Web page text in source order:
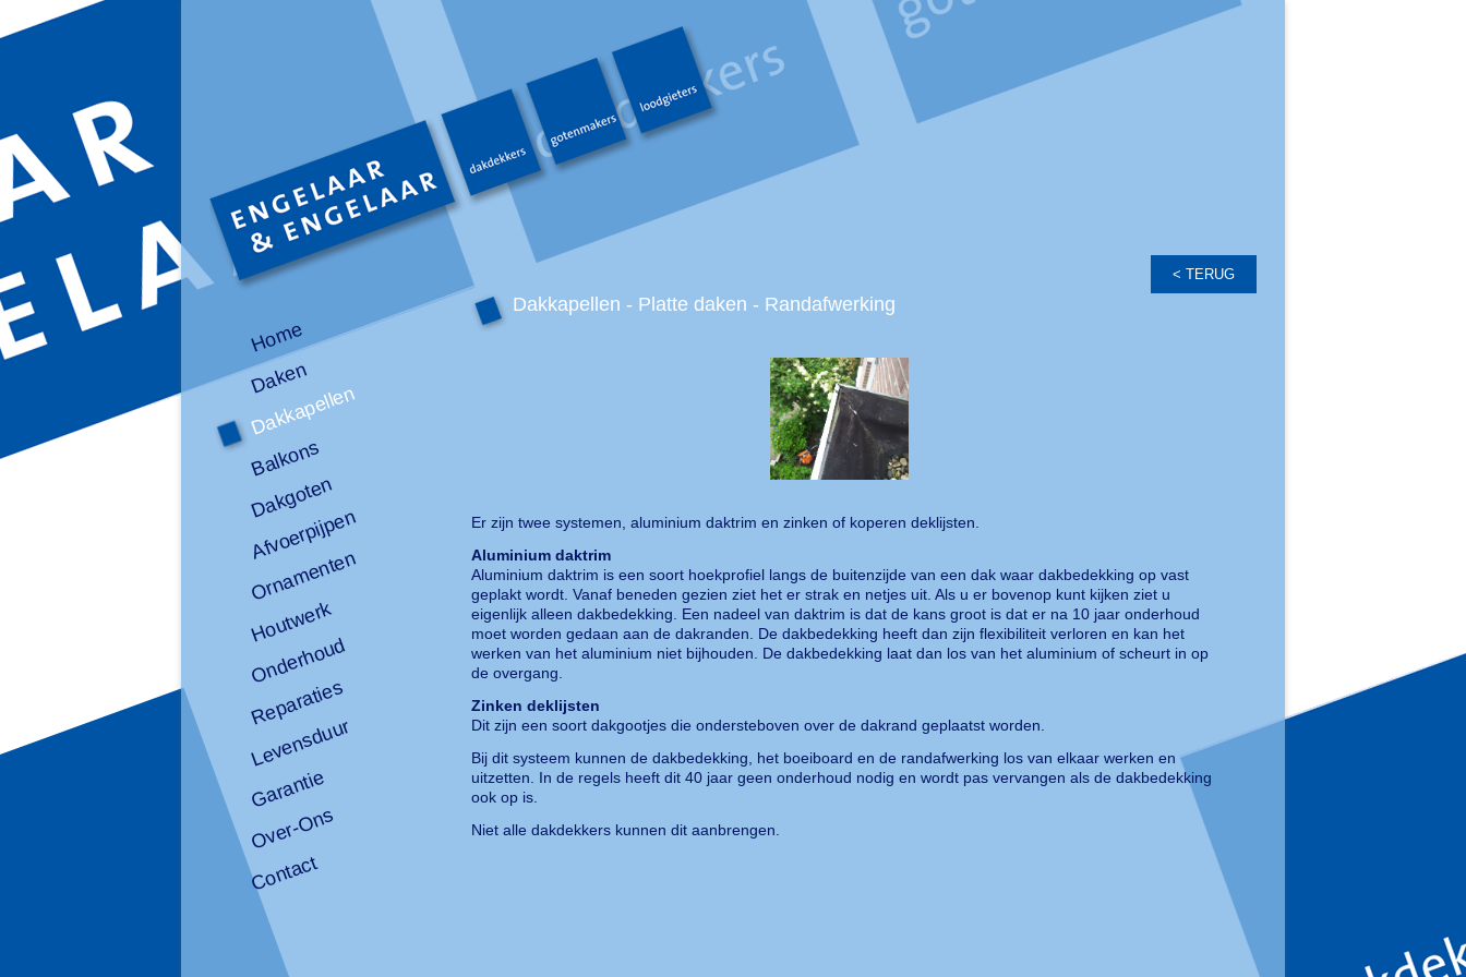
Dakkapellen - Platte daken - Randafwerking
Er zijn twee systemen, aluminium daktrim en zinken of koperen deklijsten.
Aluminium daktrim
Aluminium daktrim is een soort hoekprofiel langs de buitenzijde van een dak waar dakbedekking op vast
geplakt wordt. Vanaf beneden gezien ziet het er strak en netjes uit. Als u er bovenop kunt kijken ziet u
eigenlijk alleen dakbedekking. Een nadeel van daktrim is dat de kans groot is dat er na 10 jaar onderhoud
moet worden gedaan aan de dakranden. De dakbedekking heeft dan zijn flexibiliteit verloren en kan het
werken van het aluminium niet bijhouden. De dakbedekking laat dan los van het aluminium of scheurt in op
de overgang.
Zinken deklijsten
Dit zijn een soort dakgootjes die ondersteboven over de dakrand geplaatst worden.
Bij dit systeem kunnen de dakbedekking, het boeiboard en de randafwerking los van elkaar werken en
uitzetten. In de regels heeft dit 40 jaar geen onderhoud nodig en wordt pas vervangen als de dakbedekking
ook op is.
Niet alle dakdekkers kunnen dit aanbrengen.
Home
Daken
Dakkapellen
Balkons
Dakgoten
Afvoerpijpen
Ornamenten
Houtwerk
Onderhoud
Reparaties
Levensduur
Garantie
Over-Ons
Contact